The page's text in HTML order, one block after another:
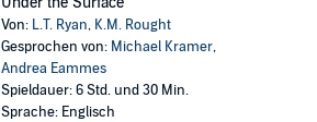
Von: L.T. Ryan, K.M. Rought
Gesprochen von: Michael Kramer,
Andrea Eammes
Spieldauer: 6 Std. und 30 Min.
Sprache: Englisch